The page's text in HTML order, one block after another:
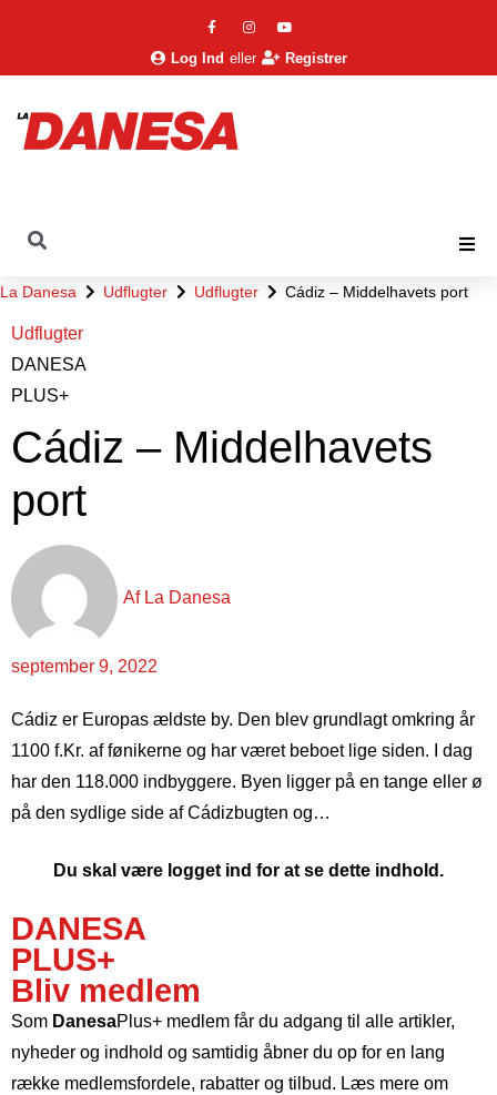
Log Ind eller Registrer
La Danesa Udflugter Udflugter Cádiz – Middelhavets port
Udflugter
DANESA
PLUS+
Cádiz – Middelhavets
port
AfLa Danesa
september 9, 2022
Cádiz er Europas ældste by. Den blev grundlagt omkring år
1100 f.Kr. af fønikerne og har været beboet lige siden. I dag
har den 118.000 indbyggere. Byen ligger på en tange eller ø
på den sydlige side af Cádizbugten og…
Du skal være logget ind for at se dette indhold.
DANESA
PLUS+
Bliv medlem
Som DanesaPlus+ medlem får du adgang til alle artikler,
nyheder og indhold og samtidig åbner du op for en lang
række medlemsfordele, rabatter og tilbud. Læs mere om